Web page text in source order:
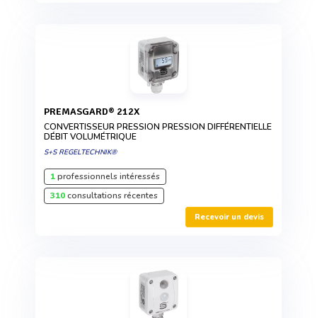
PREMASGARD® 212X
CONVERTISSEUR PRESSION PRESSION DIFFÉRENTIELLE
DÉBIT VOLUMÉTRIQUE
S+S REGELTECHNIK®
1professionnels intéressés
310consultations récentes
Recevoir un devis